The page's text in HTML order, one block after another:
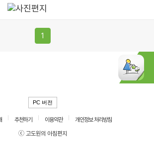
1
PC 버전
추천하기 이용약관
개인정보 처리방침
ⓒ 고도원의 아침편지